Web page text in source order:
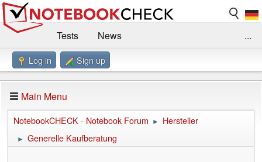
Tests
News
Benchmarks / Technik
Forum
Impressum
...
Log in Sign up
Main Menu
NotebookCHECK - Notebook Forum ► Hersteller
► Generelle Kaufberatung